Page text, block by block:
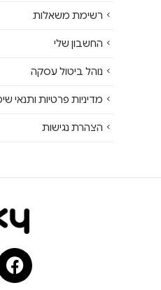
רשימת משאלות
החשבון שלי
נוהל ביטול עסקה
מדיניות פרטיות ותנאי
הצהרת נגישות